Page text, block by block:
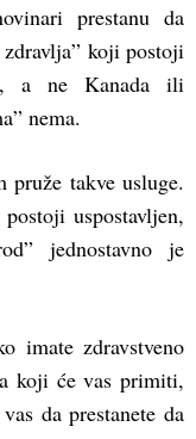
prestanu da
koji postoji
a ne Kanada ili
nema.
takve usluge.
uspostavljen,
jednostavno je
imate zdravstveno
koji će vas primiti,
da prestanete da